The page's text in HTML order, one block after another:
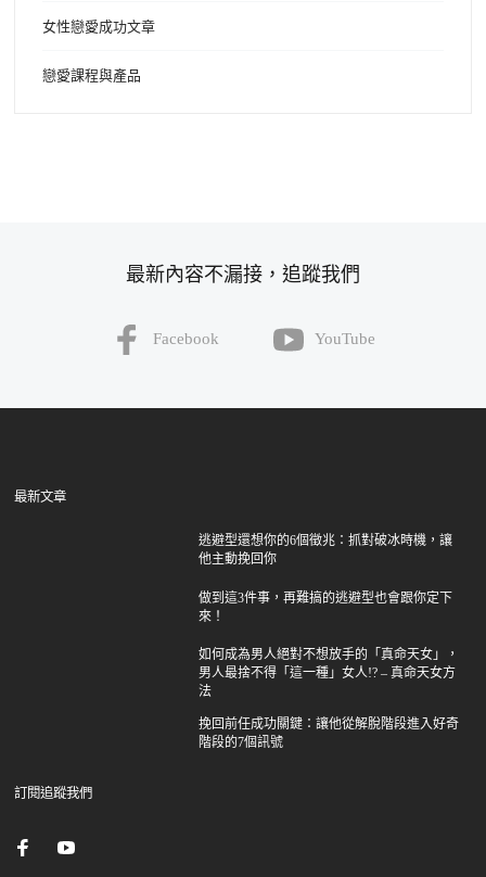
女性戀愛成功文章
戀愛課程與產品
最新內容不漏接，追蹤我們
Facebook YouTube
最新文章
逃避型還想你的6個徵兆：抓對破冰時機，讓
他主動挽回你
做到這3件事，再難搞的逃避型也會跟你定下
來！
如何成為男人絕對不想放手的「真命天女」，
男人最捨不得「這一種」女人!? – 真命天女方
法
挽回前任成功關鍵：讓他從解脫階段進入好奇
階段的7個訊號
訂閱追蹤我們